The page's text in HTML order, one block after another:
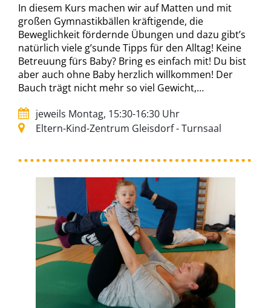
In diesem Kurs machen wir auf Matten und mit
großen Gymnastikbällen kräftigende, die
Beweglichkeit fördernde Übungen und dazu gibt’s
natürlich viele g’sunde Tipps für den Alltag! Keine
Betreuung fürs Baby? Bring es einfach mit! Du bist
aber auch ohne Baby herzlich willkommen! Der
Bauch trägt nicht mehr so viel Gewicht,…
jeweils Montag, 15:30-16:30 Uhr
Eltern-Kind-Zentrum Gleisdorf - Turnsaal